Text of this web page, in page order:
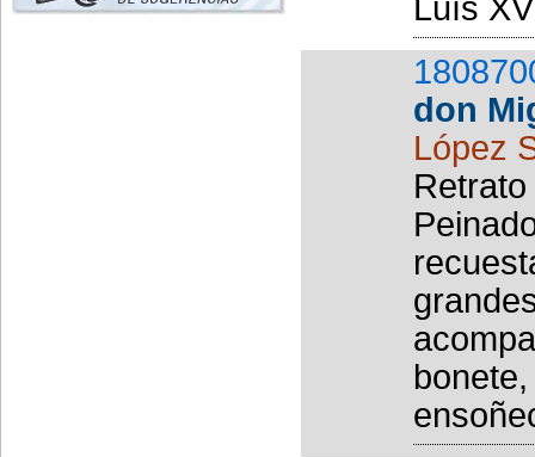
Luís
don
López